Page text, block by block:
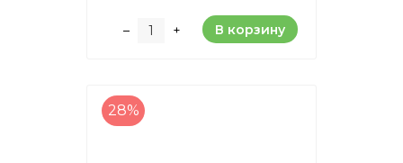
– + В корзину
28%